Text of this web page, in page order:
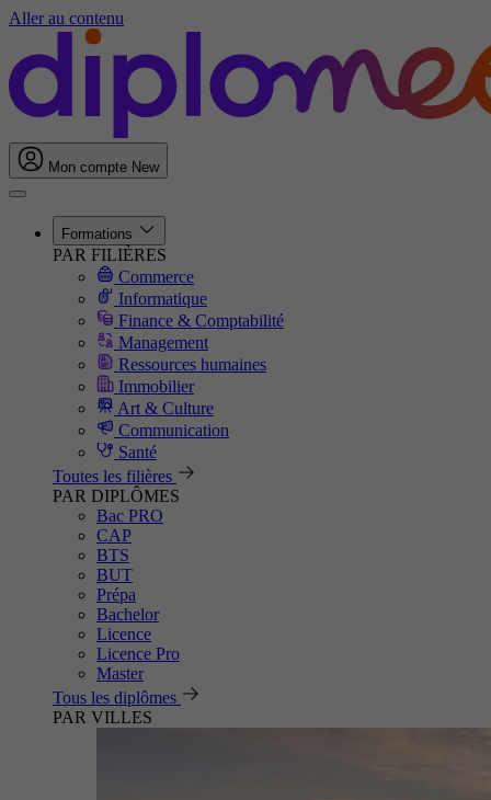
Aller au contenu
Mon compte New
Formations
PAR FILIÈRES
Commerce
Informatique
Finance & Comptabilité
Management
Ressources humaines
Immobilier
Art & Culture
Communication
Santé
Toutes les filières
PAR DIPLÔMES
Bac PRO
CAP
BTS
BUT
Prépa
Bachelor
Licence
Licence Pro
Master
Tous les diplômes
PAR VILLES